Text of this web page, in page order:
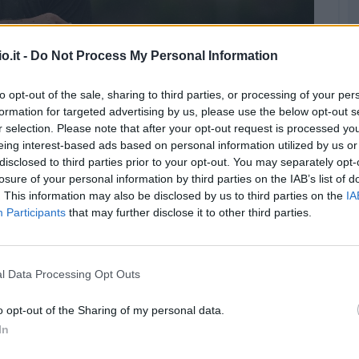
- Do Not Process My Personal Information
opt-out of the sale, sharing to third parties, or processing of your
for targeted advertising by us, please use the below opt-out
selection. Please note that after your opt-out request is processed
interest-based ads based on personal information utilized by us
to third parties prior to your opt-out. You may separately
of your personal information by third parties on the IAB’s list of
This information may also be disclosed by us to third parties on the
Participants that may further disclose it to other third parties.
Data Processing Opt Outs
opt-out of the Sharing of my personal data.
"Punto alla doppia cifra" (Foto:
Venezia)
i fantallenatoriche punteranno su di
ai microfoni di Sky Sport, ha lanciato
Fantacalcio.